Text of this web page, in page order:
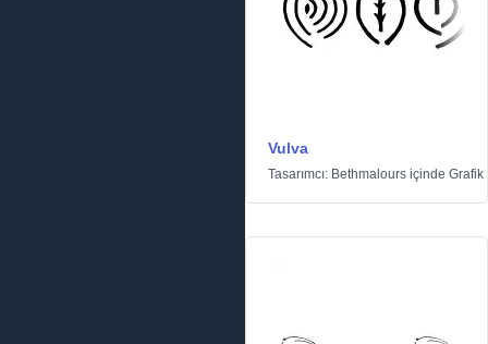
Vulva
Tasarımcı: Bethmalours içinde Grafik